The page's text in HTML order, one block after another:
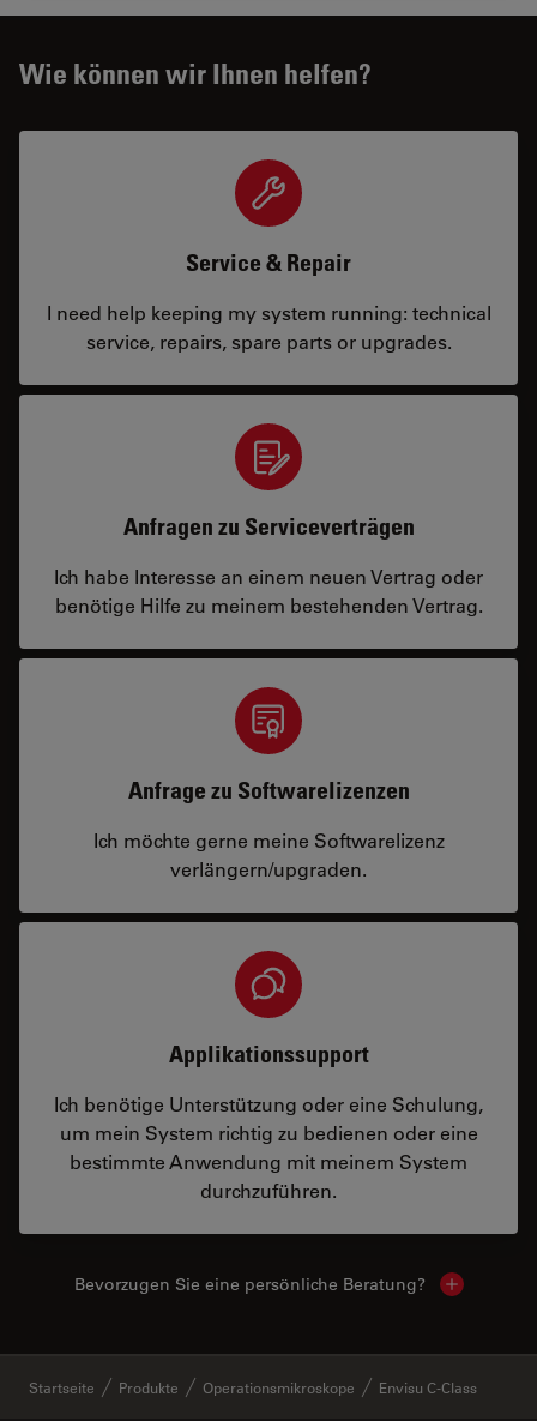
Wie können wir Ihnen helfen?
Service & Repair
I need help keeping my system running: technical
service, repairs, spare parts or upgrades.
Anfragen zu Serviceverträgen
Ich habe Interesse an einem neuen Vertrag oder
benötige Hilfe zu meinem bestehenden Vertrag.
Anfrage zu Softwarelizenzen
Ich möchte gerne meine Softwarelizenz
verlängern/upgraden.
Applikationssupport
Ich benötige Unterstützung oder eine Schulung,
um mein System richtig zu bedienen oder eine
bestimmte Anwendung mit meinem System
durchzuführen.
Bevorzugen Sie eine persönliche Beratung? Show
Startseite Produkte Operationsmikroskope Envisu C-Class